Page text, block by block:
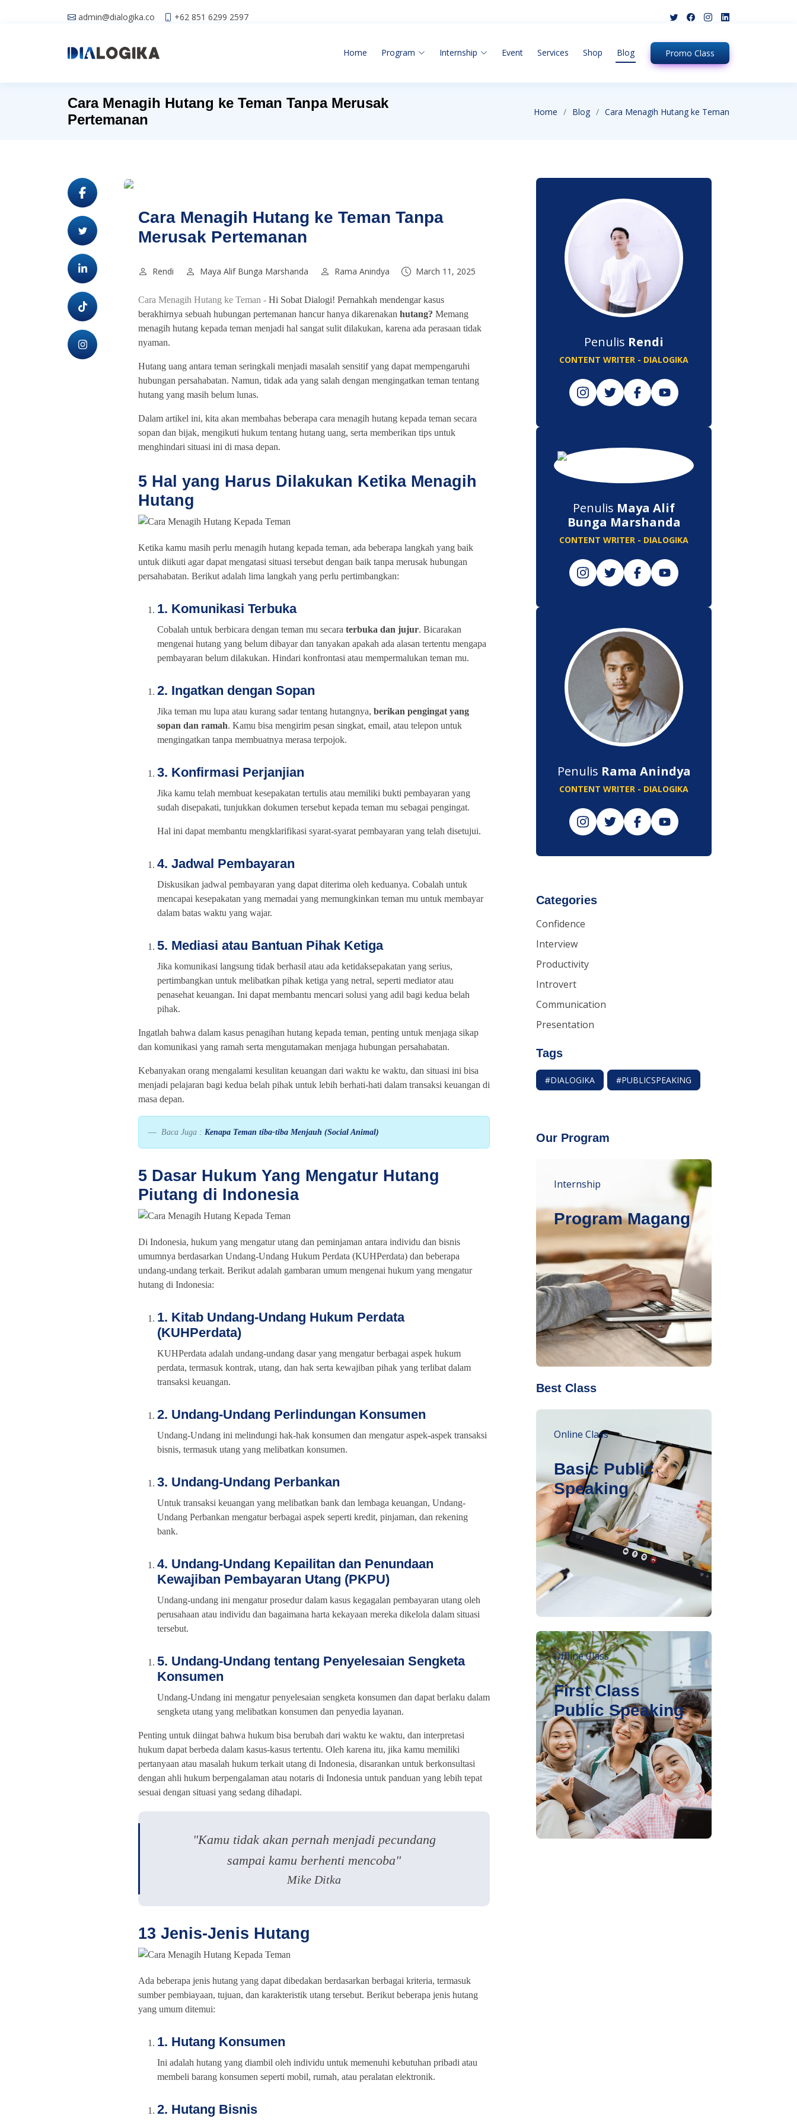
admin@dialogika.co +62 851 6299 2597
Home Program Internship Event Services Shop Blog Promo Class
Cara Menagih Hutang ke Teman Tanpa Merusak
Pertemanan
Home Blog Cara Menagih Hutang ke Teman
Cara Menagih Hutang ke Teman Tanpa
Merusak Pertemanan
Rendi Maya Alif Bunga Marshanda Rama Anindya March 11, 2025
Cara Menagih Hutang ke Teman - Hi Sobat Dialogi! Pernahkah mendengar kasus
berakhirnya sebuah hubungan pertemanan hancur hanya dikarenakan hutang? Memang
menagih hutang kepada teman menjadi hal sangat sulit dilakukan, karena ada perasaan tidak
nyaman.
Hutang uang antara teman seringkali menjadi masalah sensitif yang dapat mempengaruhi
hubungan persahabatan. Namun, tidak ada yang salah dengan mengingatkan teman tentang
hutang yang masih belum lunas.
Dalam artikel ini, kita akan membahas beberapa cara menagih hutang kepada teman secara
sopan dan bijak, mengikuti hukum tentang hutang uang, serta memberikan tips untuk
menghindari situasi ini di masa depan.
5 Hal yang Harus Dilakukan Ketika Menagih
Hutang
Ketika kamu masih perlu menagih hutang kepada teman, ada beberapa langkah yang baik
untuk diikuti agar dapat mengatasi situasi tersebut dengan baik tanpa merusak hubungan
persahabatan. Berikut adalah lima langkah yang perlu pertimbangkan:
1. Komunikasi Terbuka
Cobalah untuk berbicara dengan teman mu secara terbuka dan jujur. Bicarakan
mengenai hutang yang belum dibayar dan tanyakan apakah ada alasan tertentu mengapa
pembayaran belum dilakukan. Hindari konfrontasi atau mempermalukan teman mu.
2. Ingatkan dengan Sopan
Jika teman mu lupa atau kurang sadar tentang hutangnya, berikan pengingat yang
sopan dan ramah. Kamu bisa mengirim pesan singkat, email, atau telepon untuk
mengingatkan tanpa membuatnya merasa terpojok.
3. Konfirmasi Perjanjian
Jika kamu telah membuat kesepakatan tertulis atau memiliki bukti pembayaran yang
sudah disepakati, tunjukkan dokumen tersebut kepada teman mu sebagai pengingat.
Hal ini dapat membantu mengklarifikasi syarat-syarat pembayaran yang telah disetujui.
4. Jadwal Pembayaran
Diskusikan jadwal pembayaran yang dapat diterima oleh keduanya. Cobalah untuk
mencapai kesepakatan yang memadai yang memungkinkan teman mu untuk membayar
dalam batas waktu yang wajar.
5. Mediasi atau Bantuan Pihak Ketiga
Jika komunikasi langsung tidak berhasil atau ada ketidaksepakatan yang serius,
pertimbangkan untuk melibatkan pihak ketiga yang netral, seperti mediator atau
penasehat keuangan. Ini dapat membantu mencari solusi yang adil bagi kedua belah
pihak.
Ingatlah bahwa dalam kasus penagihan hutang kepada teman, penting untuk menjaga sikap
dan komunikasi yang ramah serta mengutamakan menjaga hubungan persahabatan.
Kebanyakan orang mengalami kesulitan keuangan dari waktu ke waktu, dan situasi ini bisa
menjadi pelajaran bagi kedua belah pihak untuk lebih berhati-hati dalam transaksi keuangan di
masa depan.
Baca Juga : Kenapa Teman tiba-tiba Menjauh (Social Animal)
5 Dasar Hukum Yang Mengatur Hutang
Piutang di Indonesia
Di Indonesia, hukum yang mengatur utang dan peminjaman antara individu dan bisnis
umumnya berdasarkan Undang-Undang Hukum Perdata (KUHPerdata) dan beberapa
undang-undang terkait. Berikut adalah gambaran umum mengenai hukum yang mengatur
hutang di Indonesia:
1. Kitab Undang-Undang Hukum Perdata
(KUHPerdata)
KUHPerdata adalah undang-undang dasar yang mengatur berbagai aspek hukum
perdata, termasuk kontrak, utang, dan hak serta kewajiban pihak yang terlibat dalam
transaksi keuangan.
2. Undang-Undang Perlindungan Konsumen
Undang-Undang ini melindungi hak-hak konsumen dan mengatur aspek-aspek transaksi
bisnis, termasuk utang yang melibatkan konsumen.
3. Undang-Undang Perbankan
Untuk transaksi keuangan yang melibatkan bank dan lembaga keuangan, Undang-
Undang Perbankan mengatur berbagai aspek seperti kredit, pinjaman, dan rekening
bank.
4. Undang-Undang Kepailitan dan Penundaan
Kewajiban Pembayaran Utang (PKPU)
Undang-undang ini mengatur prosedur dalam kasus kegagalan pembayaran utang oleh
perusahaan atau individu dan bagaimana harta kekayaan mereka dikelola dalam situasi
tersebut.
5. Undang-Undang tentang Penyelesaian Sengketa
Konsumen
Undang-Undang ini mengatur penyelesaian sengketa konsumen dan dapat berlaku dalam
sengketa utang yang melibatkan konsumen dan penyedia layanan.
Penting untuk diingat bahwa hukum bisa berubah dari waktu ke waktu, dan interpretasi
hukum dapat berbeda dalam kasus-kasus tertentu. Oleh karena itu, jika kamu memiliki
pertanyaan atau masalah hukum terkait utang di Indonesia, disarankan untuk berkonsultasi
dengan ahli hukum berpengalaman atau notaris di Indonesia untuk panduan yang lebih tepat
sesuai dengan situasi yang sedang dihadapi.
"Kamu tidak akan pernah menjadi pecundang
sampai kamu berhenti mencoba"
Mike Ditka
13 Jenis-Jenis Hutang
Ada beberapa jenis hutang yang dapat dibedakan berdasarkan berbagai kriteria, termasuk
sumber pembiayaan, tujuan, dan karakteristik utang tersebut. Berikut beberapa jenis hutang
yang umum ditemui:
1. Hutang Konsumen
Ini adalah hutang yang diambil oleh individu untuk memenuhi kebutuhan pribadi atau
membeli barang konsumen seperti mobil, rumah, atau peralatan elektronik.
2. Hutang Bisnis
Penulis Rendi
CONTENT WRITER - DIALOGIKA
Penulis Maya Alif
Bunga Marshanda
CONTENT WRITER - DIALOGIKA
Penulis Rama Anindya
CONTENT WRITER - DIALOGIKA
Categories
Confidence
Interview
Productivity
Introvert
Communication
Presentation
Tags
#DIALOGIKA #PUBLICSPEAKING
Our Program
Internship
Program Magang
Best Class
Online Class
Basic Public
Speaking
Offline Class
First Class
Public Speaking